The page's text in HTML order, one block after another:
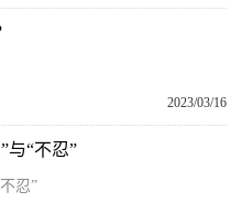
2023/03/16
与“不忍”
忍”